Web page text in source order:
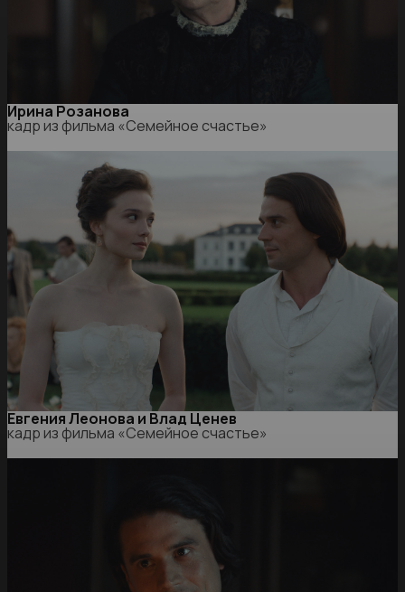
Ирина Розанова
кадр из фильма «Семейное счастье»
Евгения Леонова и Влад Ценев
кадр из фильма «Семейное счастье»